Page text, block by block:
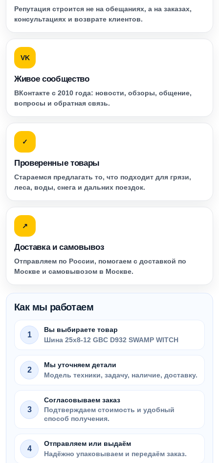
Репутация строится не на обещаниях, а на заказах,
консультациях и возврате клиентов.
VK
Живое сообщество
ВКонтакте с 2010 года: новости, обзоры, общение,
вопросы и обратная связь.
✓
Проверенные товары
Стараемся предлагать то, что подходит для грязи,
леса, воды, снега и дальних поездок.
↗
Доставка и самовывоз
Отправляем по России, помогаем с доставкой по
Москве и самовывозом в Москве.
Как мы работаем
1
Вы выбираете товар
Шина 25x8-12 GBC D932 SWAMP WITCH
2
Мы уточняем детали
Модель техники, задачу, наличие, доставку.
3
Согласовываем заказ
Подтверждаем стоимость и удобный
способ получения.
4
Отправляем или выдаём
Надёжно упаковываем и передаём заказ.